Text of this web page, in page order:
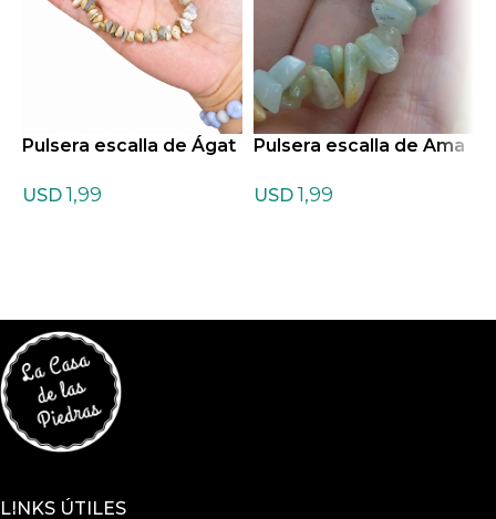
Pulsera escalla de Ágat
USD 1,99
Pulsera escalla de Ama
USD 1,99
LINKS ÚTILES